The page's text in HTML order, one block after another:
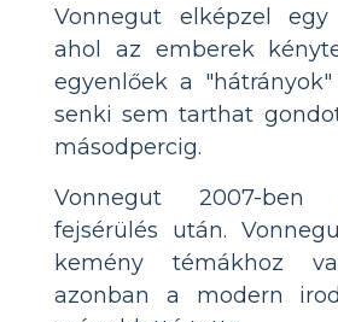
Vonnegut elképzel
ahol az emberek
egyenlőek a "hátrányok"
senki sem tarthat
másodpercig.
Vonnegut 2007-
fejsérülés után.
kemény témákhoz
azonban a modern